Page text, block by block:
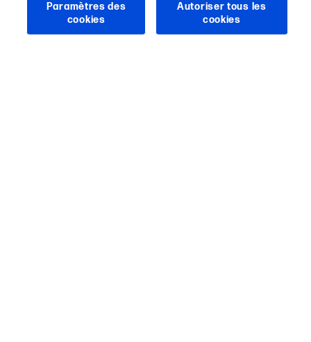
Paramètres des
cookies
Autoriser tous les
cookies